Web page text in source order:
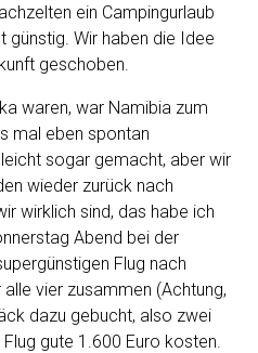
ein Campingurlaub
günstig. Wir haben die Idee
geschoben.
waren, war Namibia zum
mal eben spontan
sogar gemacht, aber wir
wieder zurück nach
wirklich sind, das habe ich
Abend bei der
Flug nach
vier zusammen (Achtung,
dazu gebucht, also zwei
gute 1.600 Euro kosten.